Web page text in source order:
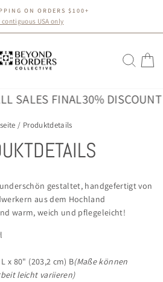
Pause
ON ORDERS $100+
contiguous USA only
SALES FINAL30%
/ Produktdetails
gestaltet, handgefertigt von
aus dem Hochland
warm, weich und pflegeleicht!
x 80" (203,2 cm) B(Maße können
leicht variieren)